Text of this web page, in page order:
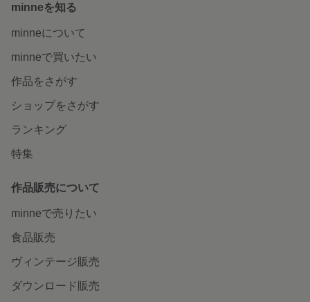
minneを知る
minneについて
minneで買いたい
作品をさがす
ショップをさがす
ランキング
特集
作品販売について
minneで売りたい
食品販売
ヴィンテージ販売
ダウンロード販売